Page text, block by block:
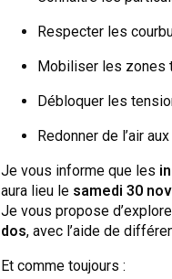
Respecter les
Mobiliser les zones
Débloquer les
Redonner de l’air
Je vous informe que les
aura lieu le samedi 30
Je vous propose
dos, avec l’aide de
Et comme toujours :